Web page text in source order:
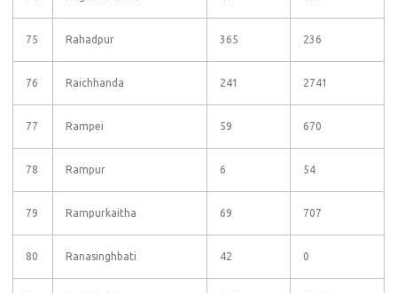
75 Rahadpur 365 236
76 Raichhanda 241 2741
77 Rampei 59 670
78 Rampur 6 54
79 Rampurkaitha 69 707
80 Ranasinghbati 42 0